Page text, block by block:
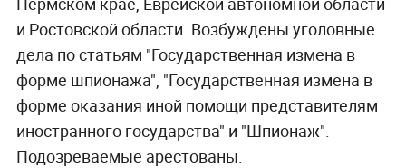
и Ростовской области. Возбуждены уголовные
дела по статьям "Государственная измена в
форме шпионажа", "Государственная измена в
форме оказания иной помощи представителям
иностранного государства" и "Шпионаж".
Подозреваемые арестованы.